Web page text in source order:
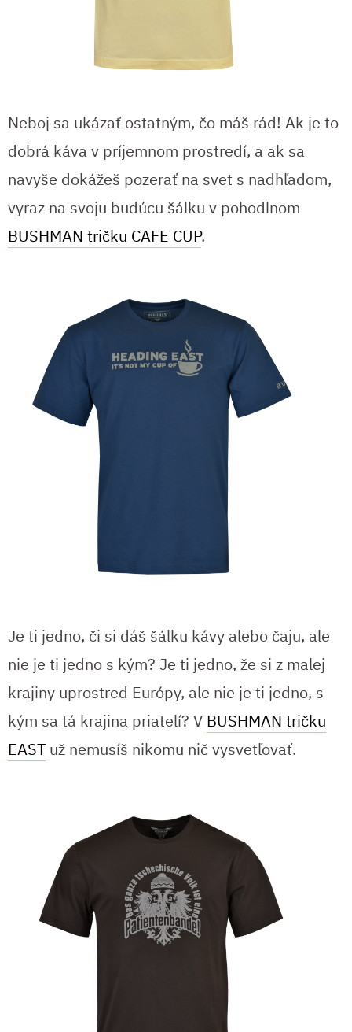
Neboj sa ukázať ostatným, čo máš rád! Ak je to
dobrá káva v príjemnom prostredí, a ak sa
navyše dokážeš pozerať na svet s nadhľadom,
vyraz na svoju budúcu šálku v pohodlnom
BUSHMAN tričku CAFE CUP.
Je ti jedno, či si dáš šálku kávy alebo čaju, ale
nie je ti jedno s kým? Je ti jedno, že si z malej
krajiny uprostred Európy, ale nie je ti jedno, s
kým sa tá krajina priatelí? V BUSHMAN tričku
EAST už nemusíš nikomu nič vysvetľovať.